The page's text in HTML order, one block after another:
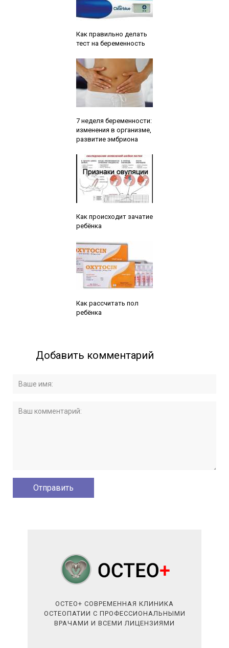
Как правильно делать
тест на беременность
7 неделя беременности:
изменения в организме,
развитие эмбриона
Как происходит зачатие
ребёнка
Как рассчитать пол
ребёнка
Добавить комментарий
ОСТЕО+ СОВРЕМЕННАЯ КЛИНИКА
ОСТЕОПАТИИ С ПРОФЕССИОНАЛЬНЫМИ
ВРАЧАМИ И ВСЕМИ ЛИЦЕНЗИЯМИ